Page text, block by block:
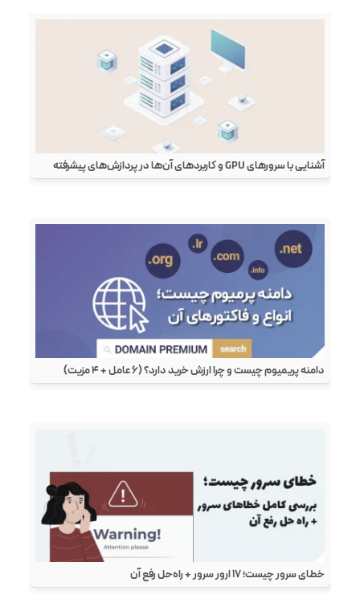
آشنایی با سرورهای GPU و کاربردهای آن‌ها در پردازش‌های پیشرفته
دامنه پریمیوم چیست و چرا ارزش خرید دارد؟ (۶ عامل + ۴ مزیت)
خطای سرور چیست؛ ۱۷ ارور سرور + راه‌حل رفع آن